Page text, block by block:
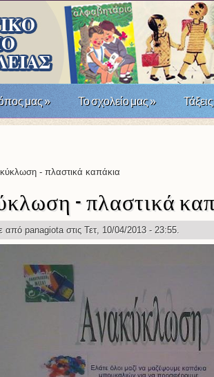
μας» Το σχολείο μας» Τάξεις
- πλαστικά καπάκια
- πλαστικά
από panagiotaστις Τετ, 10/04/2013 - 23:55.